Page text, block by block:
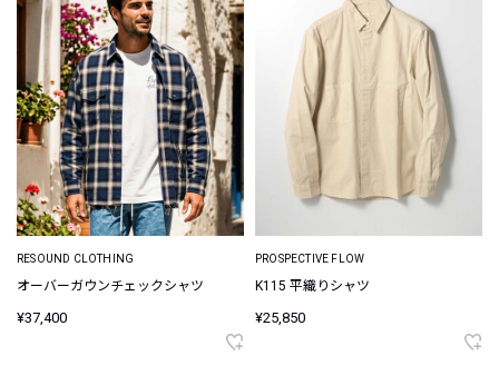
RESOUND CLOTHING
オーバーガウンチェックシャツ
¥37,400
PROSPECTIVE FLOW
K115 平織りシャツ
¥25,850